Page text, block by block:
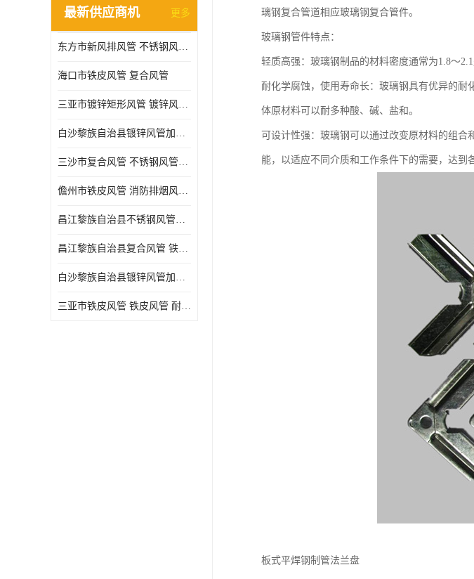
最新供应商机 更多
东方市新风排风管 不锈钢风管加工
海口市铁皮风管 复合风管
三亚市镀锌矩形风管 镀锌风管加工厂
白沙黎族自治县镀锌风管加工厂 铁皮风管 耐腐蚀
三沙市复合风管 不锈钢风管加工 做急单
儋州市铁皮风管 消防排烟风管 耐腐蚀
昌江黎族自治县不锈钢风管加工 镀锌螺旋风管加工厂
昌江黎族自治县复合风管 铁皮风管
白沙黎族自治县镀锌风管加工厂 新风排风管
三亚市铁皮风管 铁皮风管 耐腐蚀
璃钢复合管道相应玻璃钢复合管件。
玻璃钢管件特点：
轻质高强：玻璃钢制品的材料密度通常为1.8～
耐化学腐蚀，使用寿命长：玻璃钢具有优异的
体原材料可以耐多种酸、碱、盐和。
可设计性强：玻璃钢可以通过改变原材料的组
能，以适应不同介质和工作条件下的需要，达到
板式平焊钢制管法兰盘